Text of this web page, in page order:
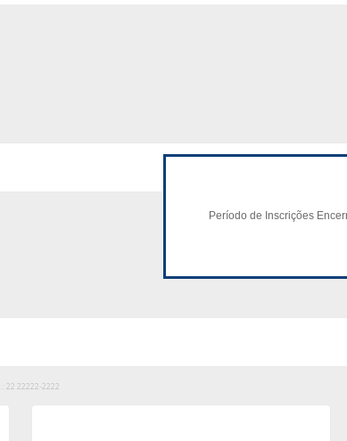
* Número Documento
22 22222-2222
Período de Inscrições